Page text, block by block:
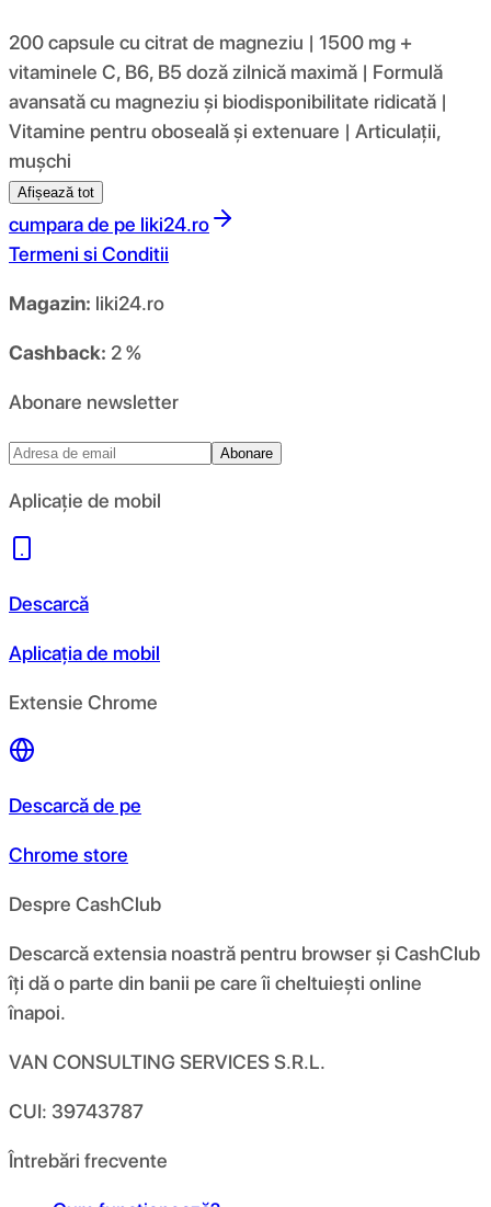
200 capsule cu citrat de magneziu | 1500 mg +
vitaminele C, B6, B5 doză zilnică maximă | Formulă
avansată cu magneziu și biodisponibilitate ridicată |
Vitamine pentru oboseală și extenuare | Articulații,
mușchi
Afișează tot
cumpara de pe liki24.ro
Termeni si Conditii
Magazin: liki24.ro
Cashback: 2 %
Abonare newsletter
Abonare
Aplicație de mobil
Descarcă
Aplicația de mobil
Extensie Chrome
Descarcă de pe
Chrome store
Despre CashClub
Descarcă extensia noastră pentru browser și CashClub
îți dă o parte din banii pe care îi cheltuiești online
înapoi.
VAN CONSULTING SERVICES S.R.L.
CUI: 39743787
Întrebări frecvente